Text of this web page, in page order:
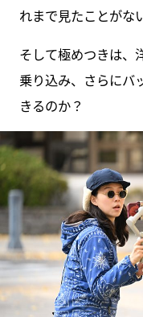
れまで見たことがな
そして極めつきは、
乗り込み、さらに
きるのか？